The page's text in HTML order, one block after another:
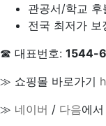
관공서/학교 후
전국 최저가 보
☎ 대표번호: 1544-
≫ 쇼핑몰 바로가기
≫ 네이버 / 다음에